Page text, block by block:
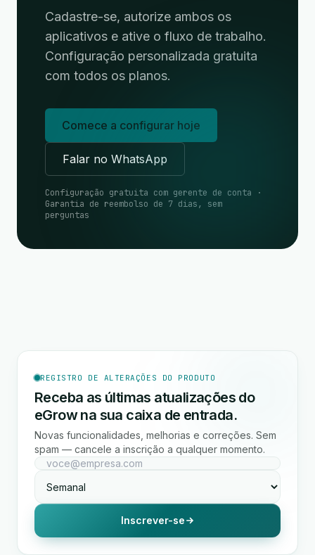
Cadastre-se, autorize ambos os
aplicativos e ative o fluxo de trabalho.
Configuração personalizada gratuita
com todos os planos.
Comece a configurar hoje
Falar no WhatsApp
Configuração gratuita com gerente de conta ·
Garantia de reembolso de 7 dias, sem
perguntas
REGISTRO DE ALTERAÇÕES DO PRODUTO
Receba as últimas atualizações do
eGrow na sua caixa de entrada.
Novas funcionalidades, melhorias e correções. Sem
spam — cancele a inscrição a qualquer momento.
Inscrever-se